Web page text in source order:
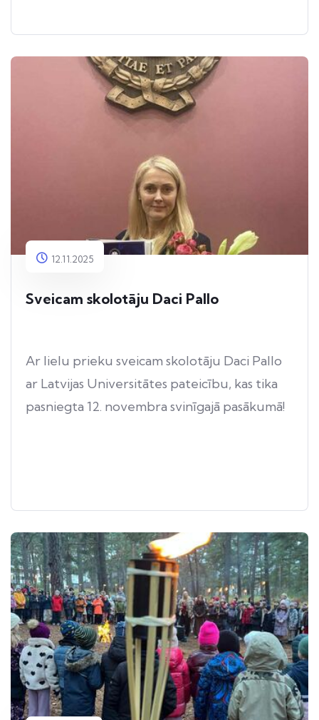
12.11.2025
Sveicam skolotāju Daci Pallo
Ar lielu prieku sveicam skolotāju Daci Pallo
ar Latvijas Universitātes pateicību, kas tika
pasniegta 12. novembra svinīgajā pasākumā!